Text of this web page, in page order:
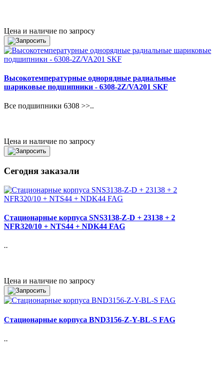
Цена и наличие по запросу
Высокотемпературные однорядные радиальные
шариковые подшипники - 6308-2Z/VA201 SKF
Все подшипники 6308 >>..
Цена и наличие по запросу
Сегодня заказали
Стационарные корпуса SNS3138-Z-D + 23138 + 2
NFR320/10 + NTS44 + NDK44 FAG
..
Цена и наличие по запросу
Стационарные корпуса BND3156-Z-Y-BL-S FAG
..